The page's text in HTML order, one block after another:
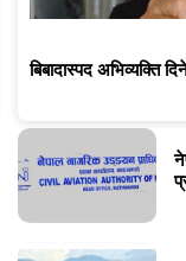
बिबादास्पद अभिव्यक्ति